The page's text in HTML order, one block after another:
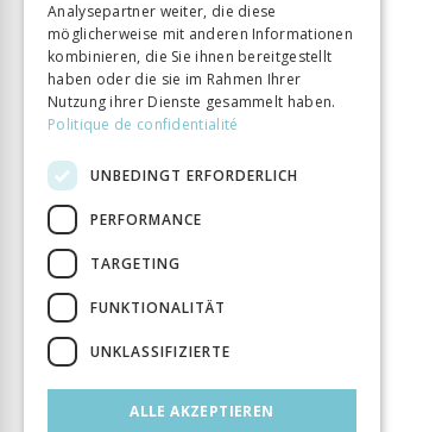
Erscheinungsjahr
19 Dez. 2022
Art des Buches
Monographie
DOI
10.33058/seismo.20755
Analysepartner weiter, die diese
möglicherweise mit anderen Informationen
kombinieren, die Sie ihnen bereitgestellt
haben oder die sie im Rahmen Ihrer
Nutzung ihrer Dienste gesammelt haben.
Politique de confidentialité
UNBEDINGT ERFORDERLICH
PERFORMANCE
TARGETING
FUNKTIONALITÄT
UNKLASSIFIZIERTE
ALLE AKZEPTIEREN